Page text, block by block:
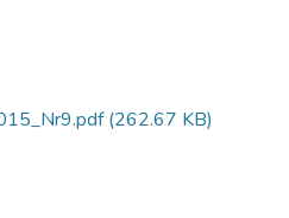
(262.67 KB)